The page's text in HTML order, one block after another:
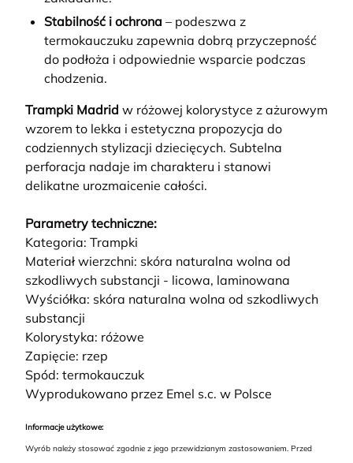
Stabilność i ochrona – podeszwa z
termokauczuku zapewnia dobrą przyczepność
do podłoża i odpowiednie wsparcie podczas
chodzenia.
Trampki Madrid w różowej kolorystyce z ażurowym
wzorem to lekka i estetyczna propozycja do
codziennych stylizacji dziecięcych. Subtelna
perforacja nadaje im charakteru i stanowi
delikatne urozmaicenie całości.
Parametry techniczne:
Kategoria: Trampki
Materiał wierzchni: skóra naturalna wolna od
szkodliwych substancji - licowa, laminowana
Wyściółka: skóra naturalna wolna od szkodliwych
substancji
Kolorystyka: różowe
Zapięcie: rzep
Spód: termokauczuk
Wyprodukowano przez Emel s.c. w Polsce
Informacje użytkowe:
Wyrób należy stosować zgodnie z jego przewidzianym zastosowaniem. Przed